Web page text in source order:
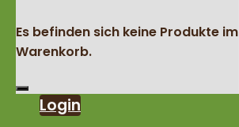
Es befinden sich keine Produkte im
Warenkorb.
Login